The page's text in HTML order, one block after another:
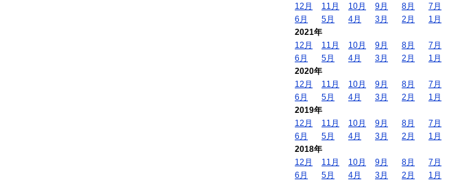
12月
11月 10月 9月 8月
7月
6月
5月 4月 3月 2月
1月
2021年
12月
11月 10月 9月 8月
7月
6月
5月 4月 3月 2月
1月
2020年
12月
11月 10月 9月 8月
7月
6月
5月 4月 3月 2月
1月
2019年
12月
11月 10月 9月 8月
7月
6月
5月 4月 3月 2月
1月
2018年
12月
11月 10月 9月 8月
7月
6月
5月 4月 3月 2月
1月